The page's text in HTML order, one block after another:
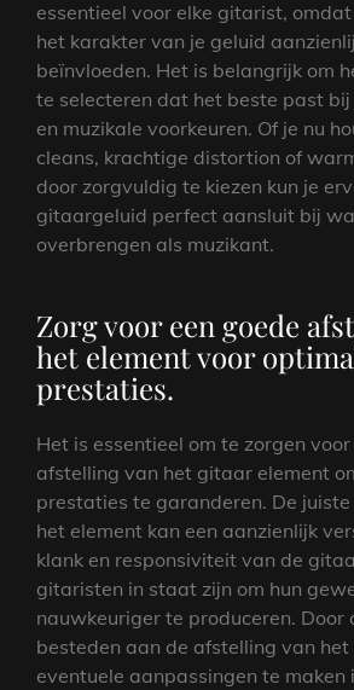
essentieel voor elke gitarist,
het karakter van je geluid
beïnvloeden. Het is belangrijk om
te selecteren dat het beste past
en muzikale voorkeuren. Of je nu
cleans, krachtige distortion of
door zorgvuldig te kiezen kun je
gitaargeluid perfect aansluit bij
overbrengen als muzikant.
Zorg voor een goede
het element voor
prestaties.
Het is essentieel om te zorgen
afstelling van het gitaar element
prestaties te garanderen. De
het element kan een aanzienlijk
klank en responsiviteit van de
gitaristen in staat zijn om hun
nauwkeuriger te produceren. Door
besteden aan de afstelling van het
eventuele aanpassingen te maken